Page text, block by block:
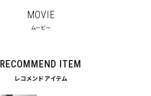
円 ～
MOVIE
ムービー
RECOMMEND ITEM
レコメンドアイテム